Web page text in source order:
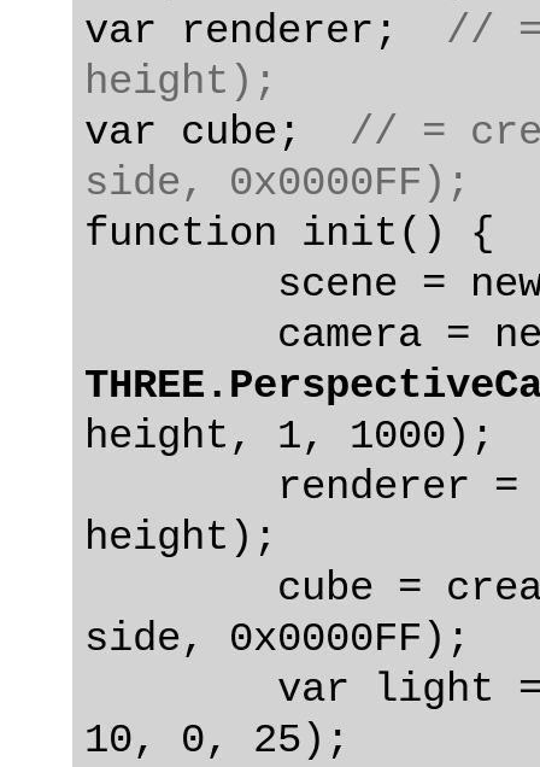
var renderer; // =
height);
var cube; // =
side, 0x0000FF);
function init() {
scene =
height, 1, 1000);
height);
side, 0x0000FF);
10, 0, 25);